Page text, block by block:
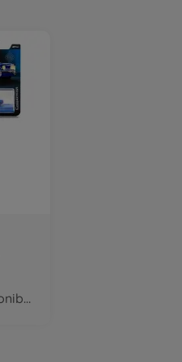
bientôtà nouveau disponible